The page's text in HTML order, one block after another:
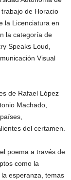
de Horacio
la Licenciatura en
la categoría de
Speaks Loud,
Visual
de Rafael López
Machado,
del certamen.
poema a través de
como la
esperanza, temas